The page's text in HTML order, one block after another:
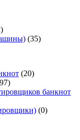
(35)
(20)
банкнот
(0)